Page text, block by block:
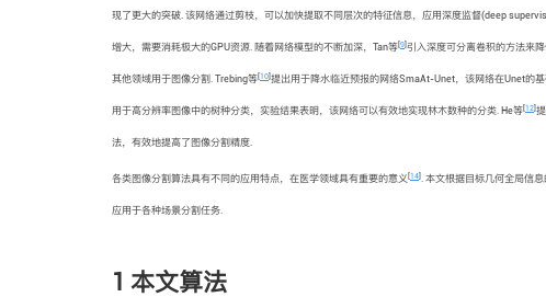
现了更大的突破. 该网络通过剪枝，可以加快提取不同层次的特征信息，应用深度监督(deep
增大，需要消耗极大的GPU资源. 随着网络模型的不断加深，Tan等[9]引入深度可分离卷积的方法来
其他领域用于图像分割. Trebing等[10]提出用于降水临近预报的网络SmaAt-Unet，该网络在Unet的
用于高分辨率图像中的树种分类，实验结果表明，该网络可以有效地实现林木数种的分类. He等[12]
法，有效地提高了图像分割精度.
各类图像分割算法具有不同的应用特点，在医学领域具有重要的意义 [14]. 本文根据目标几何全局信
应用于各种场景分割任务.
1 本文算法